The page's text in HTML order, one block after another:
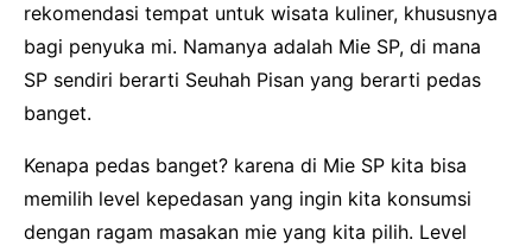
Teknologi
Edukasi
rekomendasi tempat untuk wisata kuliner, khususnya
bagi penyuka mi. Namanya adalah Mie SP, di mana
SP sendiri berarti Seuhah Pisan yang berarti pedas
banget.
Kenapa pedas banget? karena di Mie SP kita bisa
memilih level kepedasan yang ingin kita konsumsi
dengan ragam masakan mie yang kita pilih. Level